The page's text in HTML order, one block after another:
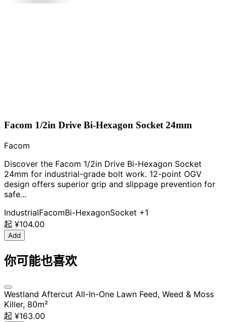
Facom 1/2in Drive Bi-Hexagon Socket 24mm
Facom
Discover the Facom 1/2in Drive Bi-Hexagon Socket
24mm for industrial-grade bolt work. 12-point OGV
design offers superior grip and slippage prevention for
safe...
IndustrialFacomBi-HexagonSocket +1
起 ¥104.00
Add
你可能也喜欢
Westland Aftercut All-In-One Lawn Feed, Weed & Moss
Killer, 80m²
起 ¥163.00